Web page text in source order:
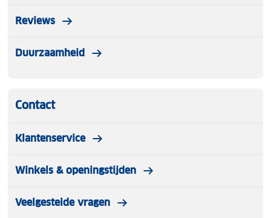
Reviews
Duurzaamheid
Contact
Klantenservice
Winkels & openingstijden
Veelgestelde vragen